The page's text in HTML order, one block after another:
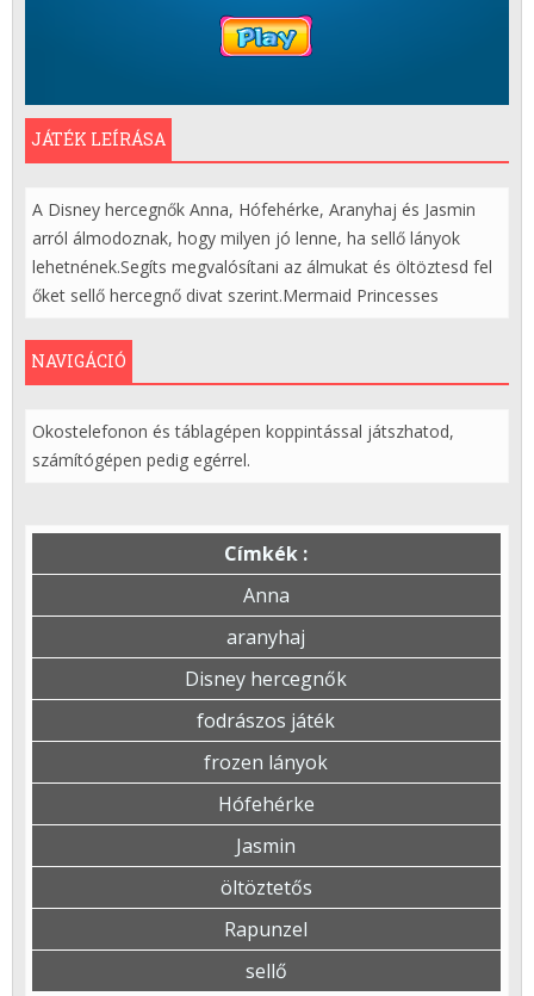
JÁTÉK LEÍRÁSA
A Disney hercegnők Anna, Hófehérke, Aranyhaj és Jasmin
arról álmodoznak, hogy milyen jó lenne, ha sellő lányok
lehetnének.Segíts megvalósítani az álmukat és öltöztesd fel
őket sellő hercegnő divat szerint.Mermaid Princesses
NAVIGÁCIÓ
Okostelefonon és táblagépen koppintással játszhatod,
számítógépen pedig egérrel.
Címkék :
Anna
aranyhaj
Disney hercegnők
fodrászos játék
frozen lányok
Hófehérke
Jasmin
öltöztetős
Rapunzel
sellő